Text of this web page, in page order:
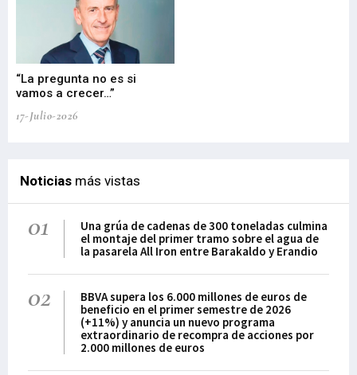
“La pregunta no es si
vamos a crecer…”
17-Julio-2026
Noticias más vistas
01
Una grúa de cadenas de 300 toneladas culmina
el montaje del primer tramo sobre el agua de
la pasarela All Iron entre Barakaldo y Erandio
02
BBVA supera los 6.000 millones de euros de
beneficio en el primer semestre de 2026
(+11%) y anuncia un nuevo programa
extraordinario de recompra de acciones por
2.000 millones de euros